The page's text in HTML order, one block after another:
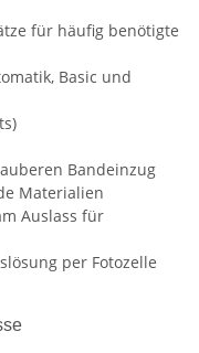
für häufig benötigte
Basic und
Bandeinzug
Materialien
Auslass für
per Fotozelle